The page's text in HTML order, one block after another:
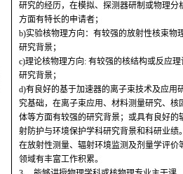
研究的经历，在模拟、探测器研制或物理分
方面有特长的申请者；
b)实验核物理方向：有较强的放射性核束物
研究背景；
c)理论核物理方向: 有较强的核结构或反应理
研究背景；
d)有良好的基于加速器的离子束技术及应用
究基础，在离子束应用、材料测量研究、核
体等方面有较强的研究背景；或具有良好的
射防护与环境保护学科研究背景和科研业绩。
在放射性测量、辐射环境监测及剂量学评价
领域有丰富工作积累。